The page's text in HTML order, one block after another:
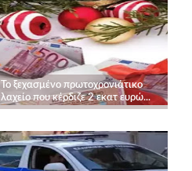
Το ξεχασμένο πρωτοχρονιάτικο
λαχείο που κέρδιζε 2 εκατ ευρώ...